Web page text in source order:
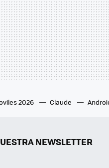
2026 Claude
NEWSLETTER